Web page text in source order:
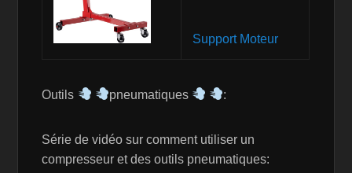
Support Moteur
Outils pneumatiques :
Série de vidéo sur comment utiliser un
compresseur et des outils pneumatiques: